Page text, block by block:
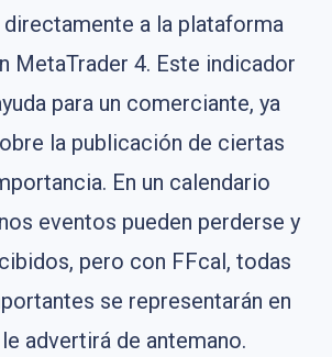
a la plataforma
MetaTrader 4. Este indicador
para un comerciante, ya
la publicación de ciertas
En un calendario
eventos pueden perderse y
pero con FFcal, todas
se representarán en
advertirá de antemano.